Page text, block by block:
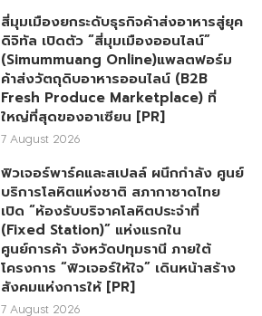
สี่มุมเมืองยกระดับธุรกิจค้าส่งอาหารสู่ยุค
ดิจิทัล เปิดตัว “สี่มุมเมืองออนไลน์”
(Simummuang Online)แพลตฟอร์ม
ค้าส่งวัตถุดิบอาหารออนไลน์ (B2B
Fresh Produce Marketplace) ที่
ใหญ่ที่สุดของอาเซียน [PR]
7 August 2026
ฟิวเจอร์พาร์คและสเปลล์ ผนึกกำลัง ศูนย์
บริการโลหิตแห่งชาติ สภากาชาดไทย
เปิด “ห้องรับบริจาคโลหิตประจำที่
(Fixed Station)” แห่งแรกใน
ศูนย์การค้า จังหวัดปทุมธานี ภายใต้
โครงการ “ฟิวเจอร์ให้ใจ” เดินหน้าสร้าง
สังคมแห่งการให้ [PR]
7 August 2026